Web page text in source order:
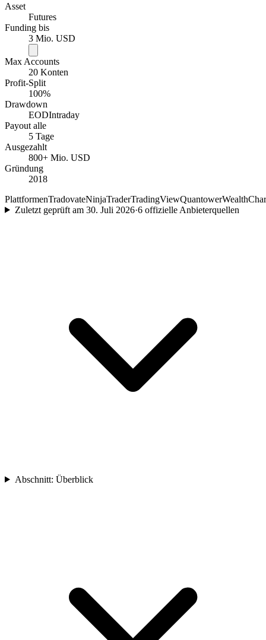
Asset
Futures
Funding bis
3 Mio. USD
Max Accounts
20 Konten
Profit-Split
100%
Drawdown
EODIntraday
Payout alle
5 Tage
Ausgezahlt
800+ Mio. USD
Gründung
2018
PlattformenTradovateNinjaTraderTradingViewQuantower
Zuletzt geprüft am 30. Juli 2026·6 offizielle Anbieterquellen
Abschnitt: Überblick